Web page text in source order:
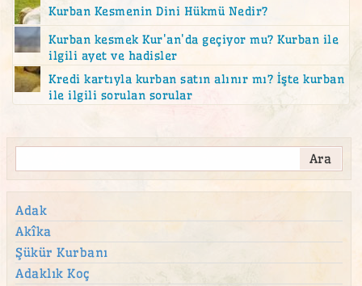
Kurban Kesmenin Dini Hükmü Nedir?
Kurban kesmek Kur'an'da geçiyor mu? Kurban ile
ilgili ayet ve hadisler
Kredi kartıyla kurban satın alınır mı? İşte kurban
ile ilgili sorulan sorular
Adak
Akîka
Şükür Kurbanı
Adaklık Koç